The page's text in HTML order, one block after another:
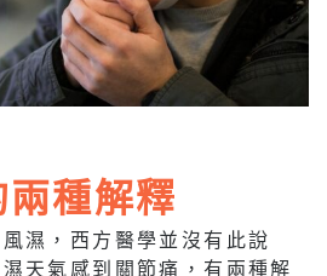
兩種解釋
濕，西方醫學並沒有此說
天氣感到關節痛，有兩種解